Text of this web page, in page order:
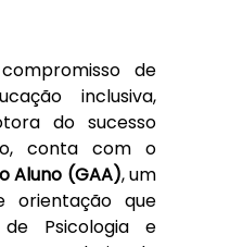
de
inclusiva,
do sucesso
Aluno (GAA), um
orientação que
Psicologia e